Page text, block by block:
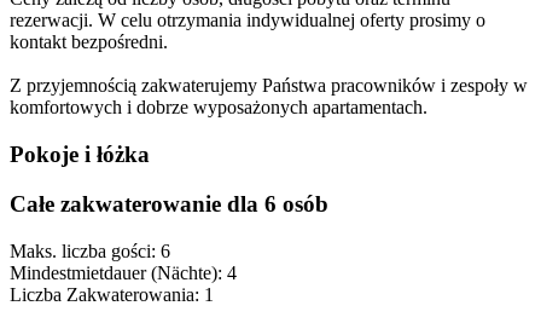
rezerwacji. W celu otrzymania indywidualnej oferty prosimy o
kontakt bezpośredni.
Z przyjemnością zakwaterujemy Państwa pracowników i zespoły w
komfortowych i dobrze wyposażonych apartamentach.
Pokoje i łóżka
Całe zakwaterowanie dla 6 osób
Maks. liczba gości: 6
Mindestmietdauer (Nächte): 4
Liczba Zakwaterowania: 1